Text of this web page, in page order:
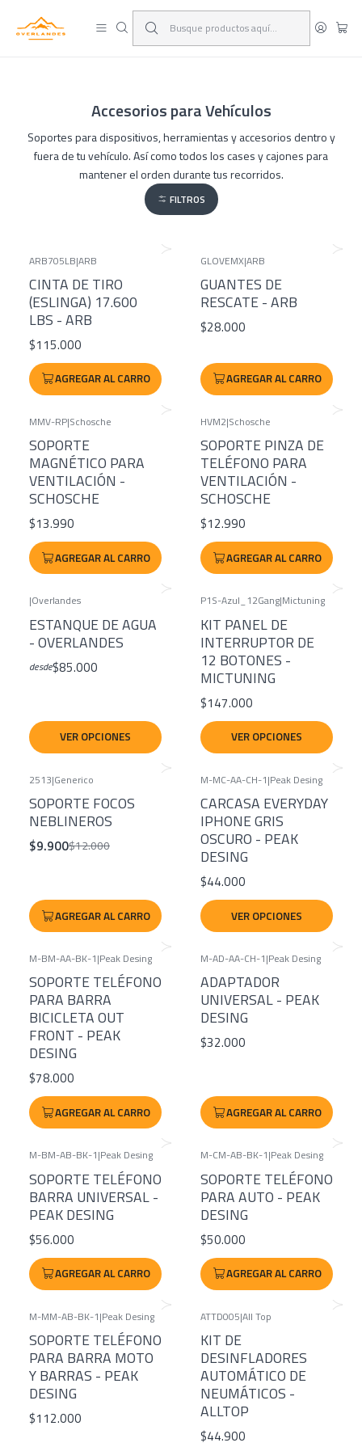
¡Viaja y deja las excusas!
Accesorios para Vehículos
Soportes para dispositivos, herramientas y accesorios dentro y
fuera de tu vehículo. Así como todos los cases y cajones para
mantener el orden durante tus recorridos.
FILTROS
ARB705LB|ARB
CINTA DE TIRO
(ESLINGA) 17.600
LBS - ARB
$115.000
AGREGAR AL CARRO
GLOVEMX|ARB
GUANTES DE
RESCATE - ARB
$28.000
AGREGAR AL CARRO
MMV-RP|Schosche
SOPORTE
MAGNÉTICO PARA
VENTILACIÓN -
SCHOSCHE
$13.990
AGREGAR AL CARRO
HVM2|Schosche
SOPORTE PINZA DE
TELÉFONO PARA
VENTILACIÓN -
SCHOSCHE
$12.990
AGREGAR AL CARRO
|Overlandes
ESTANQUE DE AGUA
- OVERLANDES
desde$85.000
VER OPCIONES
P1S-Azul_12Gang|Mictuning
KIT PANEL DE
INTERRUPTOR DE
12 BOTONES -
MICTUNING
$147.000
VER OPCIONES
2513|Generico
SOPORTE FOCOS
NEBLINEROS
$9.900$12.000
AGREGAR AL CARRO
M-MC-AA-CH-1|Peak Desing
CARCASA EVERYDAY
IPHONE GRIS
OSCURO - PEAK
DESING
$44.000
VER OPCIONES
M-BM-AA-BK-1|Peak Desing
SOPORTE TELÉFONO
PARA BARRA
BICICLETA OUT
FRONT - PEAK
DESING
$78.000
AGREGAR AL CARRO
M-AD-AA-CH-1|Peak Desing
ADAPTADOR
UNIVERSAL - PEAK
DESING
$32.000
AGREGAR AL CARRO
M-BM-AB-BK-1|Peak Desing
SOPORTE TELÉFONO
BARRA UNIVERSAL -
PEAK DESING
$56.000
AGREGAR AL CARRO
M-CM-AB-BK-1|Peak Desing
SOPORTE TELÉFONO
PARA AUTO - PEAK
DESING
$50.000
AGREGAR AL CARRO
M-MM-AB-BK-1|Peak Desing
SOPORTE TELÉFONO
PARA BARRA MOTO
Y BARRAS - PEAK
DESING
$112.000
ATTD005|All Top
KIT DE
DESINFLADORES
AUTOMÁTICO DE
NEUMÁTICOS -
ALLTOP
$44.900